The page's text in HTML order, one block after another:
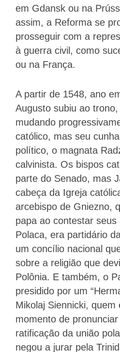
em Gdansk ou na
assim, a Reforma se
prosseguir com a
à guerra civil, como
ou na França.
A partir de 1548, ano
Augusto subiu ao
mudando
católico, mas seu
político, o magnata
calvinista. Os bispos
parte do Senado, mas
cabeça da Igreja
arcebispo de Gniezno,
papa ao contestar
Polaca, era partidário
um concílio nacional
sobre a religião que
Polônia. E também, o
presidido por um
Mikolaj Siennicki, quem
momento de
ratificação da união
negou a jurar pela